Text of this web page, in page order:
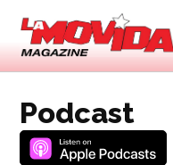
Skip
content
Podcast